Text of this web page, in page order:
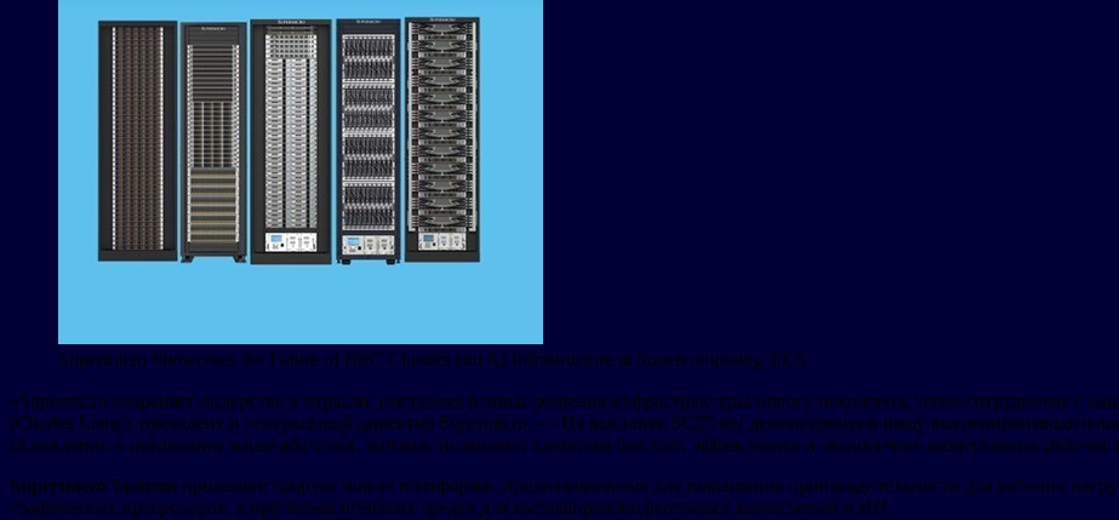
Supermicro Showcases the Future of HPC Clusters and AI Infrastructure at Supercomputing 2025
«Supermicro сохраняет лидерство в отрасли, поставляя полные решения инфраструктуры нового поколения, тесно сотрудничая с
(Charles Liang), президент и генеральный директор Supermicro. — На выставке SC25 мы демонстрируем нашу
охлаждение и инновации масштаба стоек, которые позволяют клиентам быстрее, эффективнее и экологичнее развертывать
Supermicro Systems продемонстрирует новые платформы, предназначенные для повышения производительности для рабочих
графических процессоров, в крупномасштабных средах для высокопроизводительных вычислений и ИИ.